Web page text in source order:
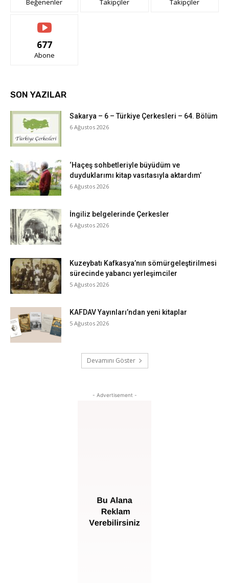
Beğenenler Takipçiler Takipçiler
677
Abone
SON YAZILAR
Sakarya – 6 – Türkiye Çerkesleri – 64. Bölüm
6 Ağustos 2026
‘Haçeş sohbetleriyle büyüdüm ve
duyduklarımı kitap vasıtasıyla aktardım’
6 Ağustos 2026
İngiliz belgelerinde Çerkesler
6 Ağustos 2026
Kuzeybatı Kafkasya’nın sömürgeleştirilmesi
sürecinde yabancı yerleşimciler
5 Ağustos 2026
KAFDAV Yayınları’ndan yeni kitaplar
5 Ağustos 2026
Devamını Göster
- Advertisement -